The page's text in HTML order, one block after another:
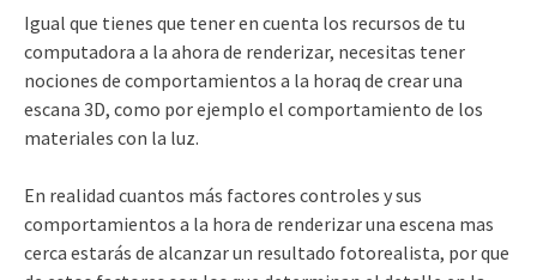
Igual que tienes que tener en cuenta los recursos de tu
computadora a la ahora de renderizar, necesitas tener
nociones de comportamientos a la horaq de crear una
escana 3D, como por ejemplo el comportamiento de los
materiales con la luz.
En realidad cuantos más factores controles y sus
comportamientos a la hora de renderizar una escena mas
cerca estarás de alcanzar un resultado fotorealista, por que